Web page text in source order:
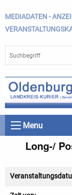
MEDIADATEN -
Menu
Long-/